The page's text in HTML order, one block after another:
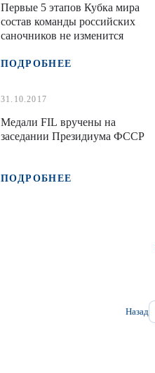
Первые 5 этапов Кубка мира
состав команды российских
саночников не изменится
ПОДРОБНЕЕ
31.10.2017
Медали FIL вручены на
заседании Президиума ФССР
ПОДРОБНЕЕ
Назад